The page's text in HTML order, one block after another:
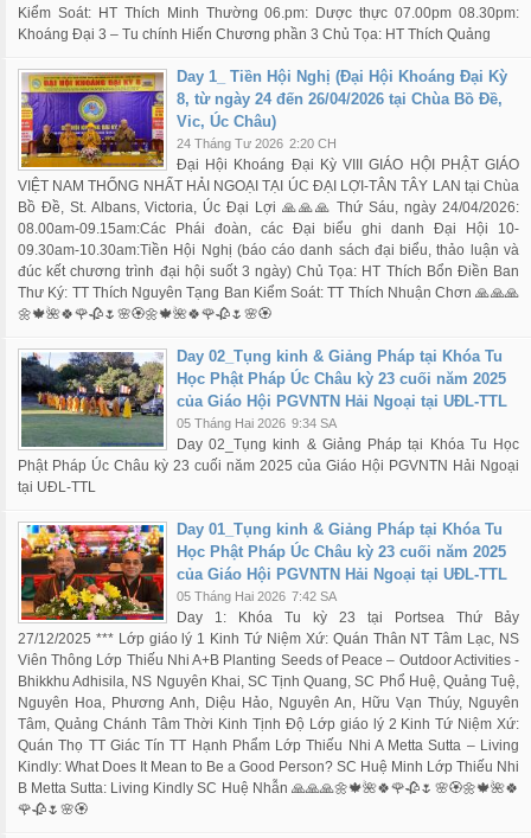
Kiểm Soát: HT Thích Minh Thường 06.pm: Dược thực 07.00pm 08.30pm:
Khoáng Đại 3 – Tu chính Hiến Chương phần 3 Chủ Tọa: HT Thích Quảng
Day 1_ Tiền Hội Nghị (Đại Hội Khoáng Đại Kỳ
8, từ ngày 24 đến 26/04/2026 tại Chùa Bồ Đề,
Vic, Úc Châu)
24 Tháng Tư 2026 2:20 CH
Đại Hội Khoáng Đại Kỳ VIII GIÁO HỘI PHẬT GIÁO
VIỆT NAM THỐNG NHẤT HẢI NGOẠI TẠI ÚC ĐẠI LỢI-TÂN TÂY LAN tại Chùa
Bồ Đề, St. Albans, Victoria, Úc Đại Lợi 🙏🙏🙏 Thứ Sáu, ngày 24/04/2026:
08.00am-09.15am:Các Phái đoàn, các Đại biểu ghi danh Đại Hội 10-
09.30am-10.30am:Tiền Hội Nghị (báo cáo danh sách đại biểu, thảo luận và
đúc kết chương trình đại hội suốt 3 ngày) Chủ Tọa: HT Thích Bổn Điền Ban
Thư Ký: TT Thích Nguyên Tạng Ban Kiểm Soát: TT Thích Nhuận Chơn 🙏🙏🙏
🌼🍁🌺🍀🌹🥀🌷🌸🏵️🌼🍁🌺🍀🌹🥀🌷🌸🏵️
Day 02_Tụng kinh & Giảng Pháp tại Khóa Tu
Học Phật Pháp Úc Châu kỳ 23 cuối năm 2025
của Giáo Hội PGVNTN Hải Ngoại tại UĐL-TTL
05 Tháng Hai 2026 9:34 SA
Day 02_Tụng kinh & Giảng Pháp tại Khóa Tu Học
Phật Pháp Úc Châu kỳ 23 cuối năm 2025 của Giáo Hội PGVNTN Hải Ngoại
tại UĐL-TTL
Day 01_Tụng kinh & Giảng Pháp tại Khóa Tu
Học Phật Pháp Úc Châu kỳ 23 cuối năm 2025
của Giáo Hội PGVNTN Hải Ngoại tại UĐL-TTL
05 Tháng Hai 2026 7:42 SA
Day 1: Khóa Tu kỳ 23 tại Portsea Thứ Bảy
27/12/2025 *** Lớp giáo lý 1 Kinh Tứ Niệm Xứ: Quán Thân NT Tâm Lạc, NS
Viên Thông Lớp Thiếu Nhi A+B Planting Seeds of Peace – Outdoor Activities -
Bhikkhu Adhisila, NS Nguyên Khai, SC Tịnh Quang, SC Phổ Huệ, Quảng Tuệ,
Nguyên Hoa, Phương Anh, Diệu Hảo, Nguyên An, Hữu Vạn Thúy, Nguyên
Tâm, Quảng Chánh Tâm Thời Kinh Tịnh Độ Lớp giáo lý 2 Kinh Tứ Niệm Xứ:
Quán Thọ TT Giác Tín TT Hạnh Phẩm Lớp Thiếu Nhi A Metta Sutta – Living
Kindly: What Does It Mean to Be a Good Person? SC Huệ Minh Lớp Thiếu Nhi
B Metta Sutta: Living Kindly SC Huệ Nhẫn 🙏🙏🙏🌼🍁🌺🍀🌹🥀🌷🌸🏵️🌼🍁🌺🍀
🌹🥀🌷🌸🏵️